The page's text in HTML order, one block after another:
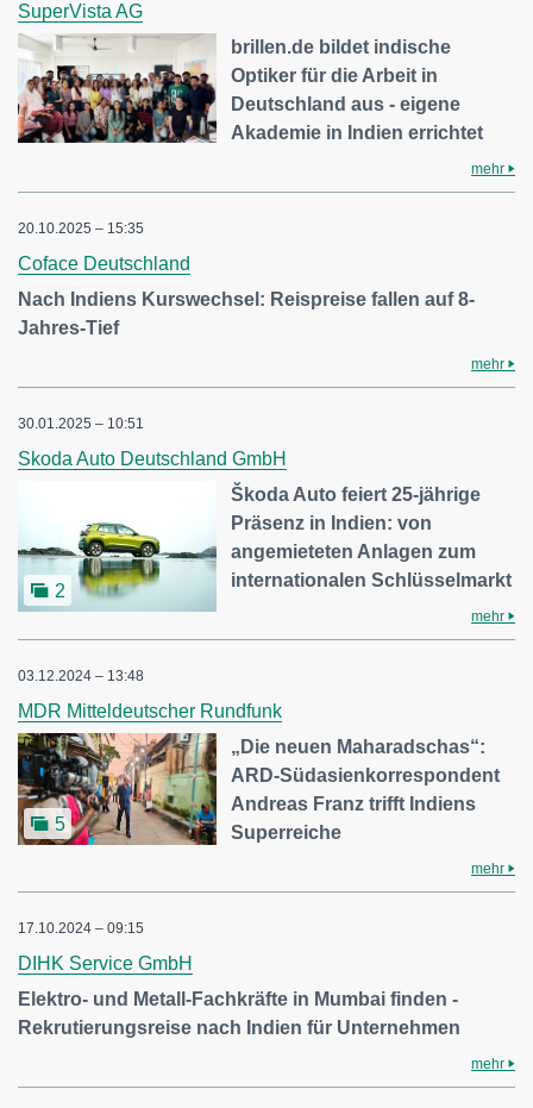
SuperVista AG
brillen.de bildet indische
Optiker für die Arbeit in
Deutschland aus - eigene
Akademie in Indien errichtet
mehr
20.10.2025 – 15:35
Coface Deutschland
Nach Indiens Kurswechsel: Reispreise fallen auf 8-
Jahres-Tief
mehr
30.01.2025 – 10:51
Skoda Auto Deutschland GmbH
2
Škoda Auto feiert 25-jährige
Präsenz in Indien: von
angemieteten Anlagen zum
internationalen Schlüsselmarkt
mehr
03.12.2024 – 13:48
MDR Mitteldeutscher Rundfunk
5
„Die neuen Maharadschas“:
ARD-Südasienkorrespondent
Andreas Franz trifft Indiens
Superreiche
mehr
17.10.2024 – 09:15
DIHK Service GmbH
Elektro- und Metall-Fachkräfte in Mumbai finden -
Rekrutierungsreise nach Indien für Unternehmen
mehr